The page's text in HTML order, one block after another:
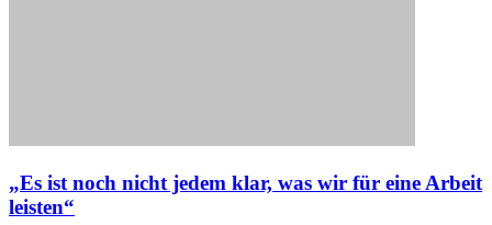
„Es ist noch nicht jedem klar, was wir für eine Arbeit
leisten“